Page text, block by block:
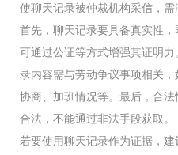
使聊天记录被仲裁机构采信，需
首先，聊天记录要具备真实性
可通过公证等方式增强其证明
录内容需与劳动争议事项相关
协商、加班情况等。最后，合
合法，不能通过非法手段获取。
若要使用聊天记录作为证据，